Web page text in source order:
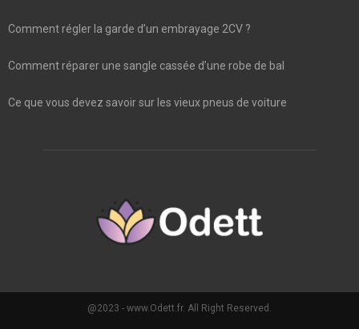
Comment régler la garde d’un embrayage 2CV ?
Comment réparer une sangle cassée d’une robe de bal
Ce que vous devez savoir sur les vieux pneus de voiture
@2023 - www.Odett.fr. All Right Reserved.